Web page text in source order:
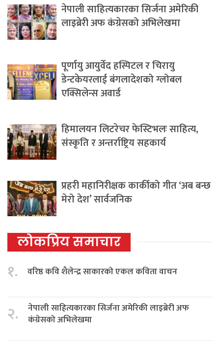
नेपाली साहित्यकारका सिर्जना अमेरिकी
लाइब्रेरी अफ कंग्रेसको अभिलेखमा
पूर्णायु आयुर्वेद हस्पिटल र चिरायु
डेन्टकेयरलाई बंगलादेशको ग्लोबल
एक्सिलेन्स अवार्ड
हिमालयन लिटरेचर फेस्टिभलः साहित्य,
संस्कृति र अन्तर्राष्ट्रिय सहकार्य
प्रहरी महानिरीक्षक कार्कीको गीत ‘अब बन्छ
मेरो देश’ सार्वजनिक
लोकप्रिय समाचार
१. वरिष्ठ कवि शैलेन्द्र साकारको एकल कविता वाचन
२.
नेपाली साहित्यकारका सिर्जना अमेरिकी लाइब्रेरी अफ
कंग्रेसको अभिलेखमा